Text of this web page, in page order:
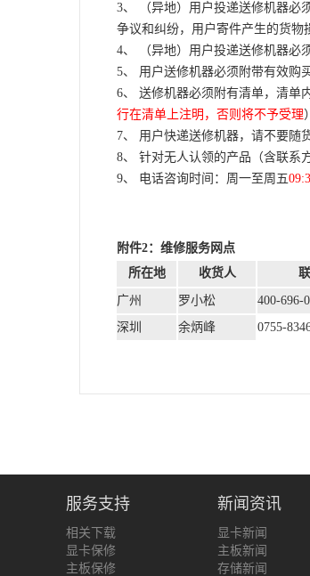
3、 （异地）用户投递送修机器必
争议和纠纷，用户寄件产生的货物
4、 （异地）用户投递送修机器必
5、 用户送修机器必须附带有效购
6、 送修机器必须附有清单，清单
行在清单上注明，否则将不予受理
7、 用户快递送修机器，请不要随
8、 针对无人认领的产品（含联系
9、 电话咨询时间：周一至周五
附件2：维修服务网点
所在地
收货人
广州 罗小松 400-696-
深圳
余炳峰 0755-
服务支持
相关下载
显卡保修
主板保修
新闻资讯
显卡新闻
主板新闻
存储新闻